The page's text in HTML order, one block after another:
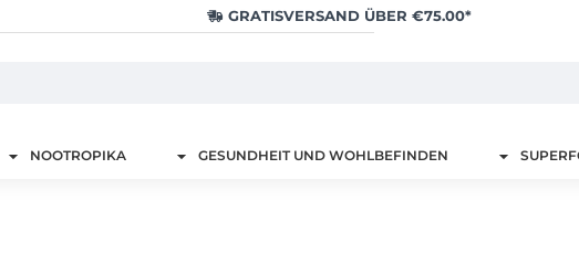
GRATISVERSAND ÜBER €75.00*
NOOTROPIKA GESUNDHEIT UND WOHLBEFINDEN